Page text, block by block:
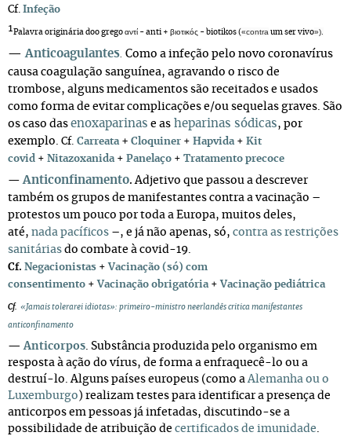
Cf. Infeção
¹Palavra originária doo grego αντί - anti + βιοτικός - biotikos («contra um ser vivo»).
— Anticoagulantes. Como a infeção pelo novo coronavírus
causa coagulação sanguínea, agravando o risco de
trombose, alguns medicamentos são receitados e usados
como forma de evitar complicações e/ou sequelas graves. São
os caso das enoxaparinas e as heparinas sódicas, por
exemplo. Cf. Carreata + Cloquiner + Hapvida+ Kit
covid + Nitazoxanida + Panelaço + Tratamento precoce
—Anticonfinamento.Adjetivo que passou a descrever
também os grupos de manifestantes contra a vacinação –
protestos um pouco por toda a Europa, muitos deles,
até, nada pacíficos –, e já não apenas, só, contra as restrições
sanitárias do combate à covid-19.
Cf. Negacionistas + Vacinação (só) com
consentimento + Vacinação obrigatória+ Vacinação pediátrica
Cf. «Jamais tolerarei idiotas»: primeiro-ministro neerlandês critica manifestantes
anticonfinamento
—Anticorpos. Substância produzida pelo organismo em
resposta à ação do vírus, de forma a enfraquecê-lo ou a
destruí-lo.Alguns países europeus (como aAlemanha ou o
Luxemburgo ) realizam testes para identificar a presença de
anticorpos em pessoas já infetadas, discutindo-se a
possibilidade de atribuição de certificados de imunidade.